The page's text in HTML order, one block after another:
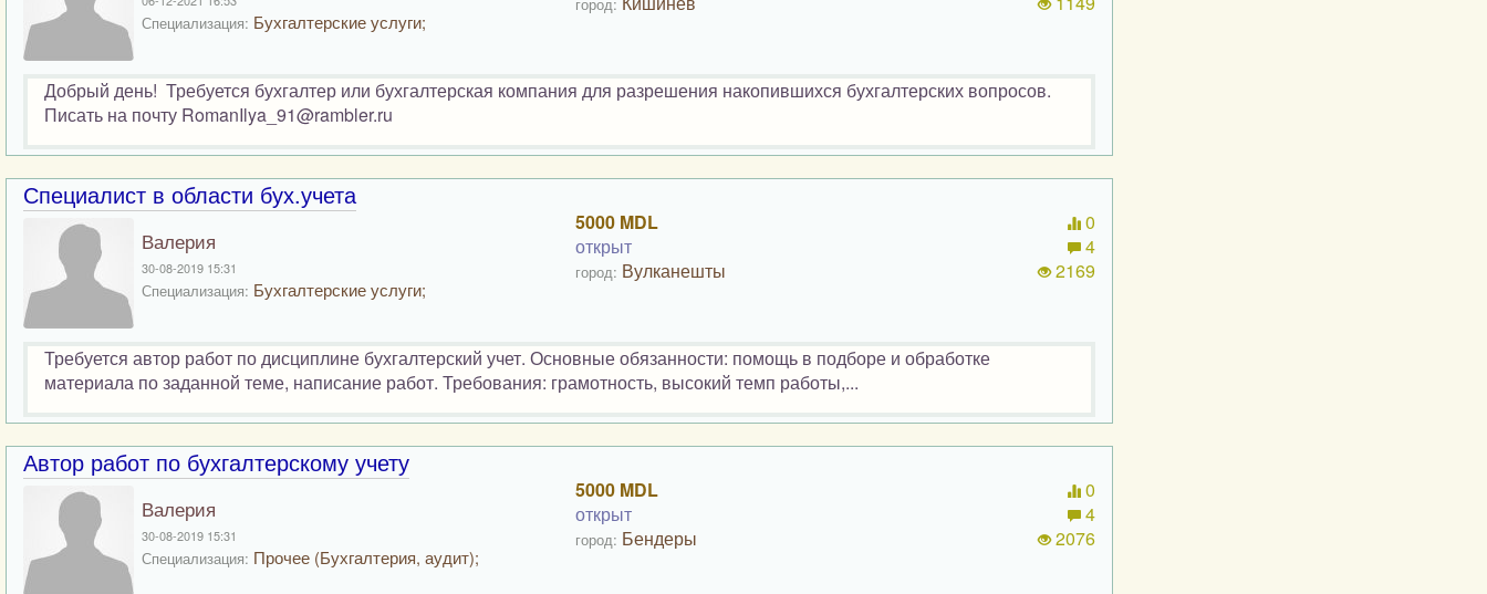
Специализация: Бухгалтерские услуги;
Добрый день! Требуется бухгалтер или бухгалтерская компания для разрешения накопившихся бухгалтерских вопросов.
Писать на почту RomanIlya_91@rambler.ru
Специалист в области бух.учета
Валерия
30-08-2019 15:31
Специализация: Бухгалтерские услуги;
5000 MDL
открыт
город: Вулканешты
0
4
2169
Требуется автор работ по дисциплине бухгалтерский учет. Основные обязанности: помощь в подборе и обработке
материала по заданной теме, написание работ. Требования: грамотность, высокий темп работы,...
Автор работ по бухгалтерскому учету
Валерия
30-08-2019 15:31
Специализация: Прочее (Бухгалтерия, аудит);
5000 MDL
открыт
город: Бендеры
0
4
2076